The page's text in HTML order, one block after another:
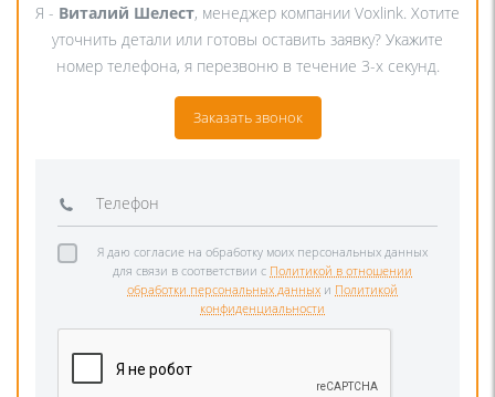
Я - Виталий Шелест, менеджер компании Voxlink. Хотите
уточнить детали или готовы оставить заявку? Укажите
номер телефона, я перезвоню в течение 3-х секунд.
Заказать звонок
Я даю согласие на обработку моих персональных данных
для связи в соответствии с Политикой в отношении
обработки персональных данных и Политикой
конфиденциальности